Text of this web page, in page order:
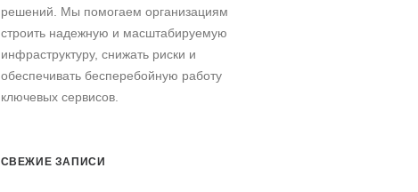
решений. Мы помогаем организациям
строить надежную и масштабируемую
инфраструктуру, снижать риски и
обеспечивать бесперебойную работу
ключевых сервисов.
СВЕЖИЕ ЗАПИСИ